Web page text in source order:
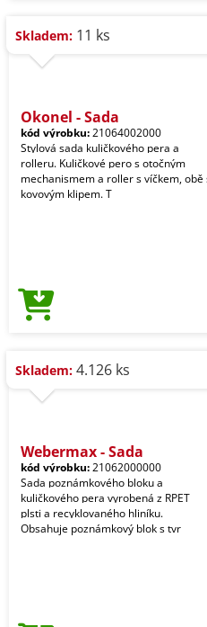
Skladem: 11 ks
Okonel - Sada
kód výrobku:21064002000
Stylová sada kuličkového pera a
rolleru. Kuličkové pero s otočným
mechanismem a roller s víčkem, obě
kovovým klipem. T
Skladem: 4.126 ks
Webermax - Sada
kód výrobku:21062000000
Sada poznámkového bloku a
kuličkového pera vyrobená z RPET
plsti a recyklovaného hliníku.
Obsahuje poznámkový blok s tvr